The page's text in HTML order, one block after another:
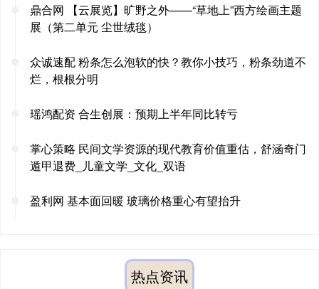
鼎合网 【云展览】旷野之外——“草地上”西方绘画主题
展（第二单元 尘世绒毯）
众诚速配 粉条怎么泡软的快？教你小技巧，粉条劲道不
烂，根根分明
瑶鸿配资 合生创展：预期上半年同比转亏
掌心策略 民间文学资源的现代教育价值重估，舒涵奇门
遁甲退费_儿童文学_文化_双语
盈利网 基本面回暖 玻璃价格重心有望抬升
热点资讯